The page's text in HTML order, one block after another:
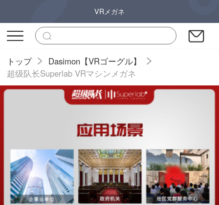
VRメガネ
トップ
Dasimon【VRゴーグル】
超级队长Superlab VRマシンメガネ